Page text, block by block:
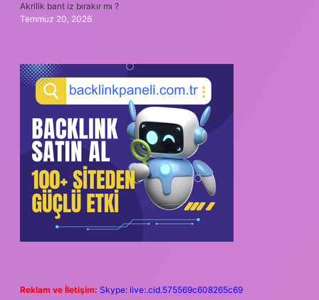
Akrilik bant iz bırakır mı ?
Temmuz 20, 2026
Reklam ve İletişim: Skype: live:.cid.575569c608265c69